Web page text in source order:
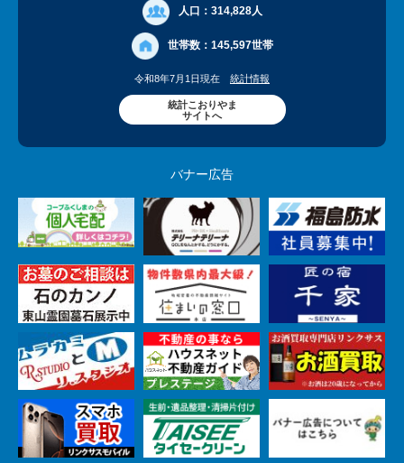
人口： 314,828人
世帯数： 145,597世帯
令和8年7月1日現在 統計情報
統計こおりやま
サイトへ
バナー広告